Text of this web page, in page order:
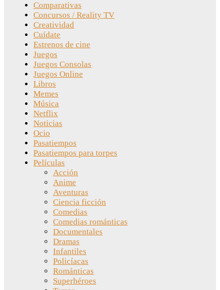
Comparativas
Concursos / Reality TV
Creatividad
Cuídate
Estrenos de cine
Juegos
Juegos Consolas
Juegos Online
Libros
Memes
Música
Netflix
Noticias
Ocio
Pasatiempos
Pasatiempos para torpes
Películas
Acción
Anime
Aventuras
Ciencia ficción
Comedias
Comedias románticas
Documentales
Dramas
Infantiles
Policíacas
Románticas
Superhéroes